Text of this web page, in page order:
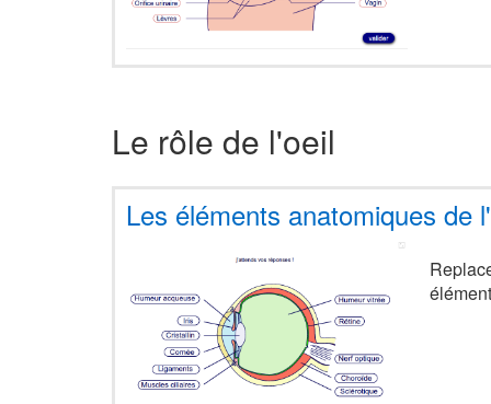
Le rôle de l'oeil
Les éléments anatomiques de